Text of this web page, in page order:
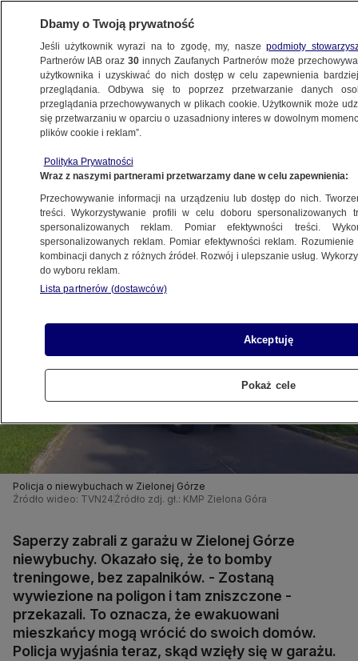
LUBUSKIE
Mieszkańcy mogą wrócić do domów
25.09.2023, 19:57Aktualizacja:26.09.2023, 12:39
Udostępnij
Policja o niewybuchach w Zielonej Górze
Źródło wideo: TVN24 Źródło zdj. gł.: KMP Zielona Góra
Saperzy zabrali z garażu w Zielonej Górze
niewybuchy. Okazało się, że to bomby
treningowe, bez zapalników. - Zostaną
wywiezione na poligon i tam zniszczone -
przekazali. To oznacza, że ewakuowani
mieszkańcy mogą wrócić do swoich domów.
Policja wyjaśnia teraz, skąd wzięły się w garażu.
Dbamy o Twoją prywatność
Jeśli użytkownik wyrazi na to zgodę, my, naszepodmioty
Partnerów IAB oraz30 innych Zaufanych Partnerów może
użytkownika i uzyskiwać do nich dostęp w celu zapewnienia
przeglądania. Odbywa się to poprzez przetwarzanie danych
przeglądania przechowywanych w plikach cookie. Użytkownik może
się przetwarzaniu w oparciu o uzasadniony interes w dowolnym
plików cookie i reklam”.
Polityka Prywatności
Wraz z naszymi partnerami przetwarzamy dane w celu zapewnienia:
Przechowywanie informacji na urządzeniu lub dostęp do nich.
treści. Wykorzystywanie profili w celu doboru spersonalizowanych
spersonalizowanych reklam. Pomiar efektywności treści.
spersonalizowanych reklam. Pomiar efektywności reklam.
kombinacji danych z różnych źródeł. Rozwój i ulepszanie usług.
do wyboru reklam.
Lista partnerów (dostawców)
Akceptuję
Pokaż cele